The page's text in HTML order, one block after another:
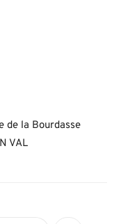
de la Bourdasse
VAL